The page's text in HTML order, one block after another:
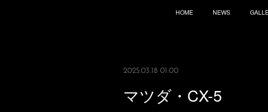
HOME NEWS
2025.03.18 01:00
マツダ・CX-5